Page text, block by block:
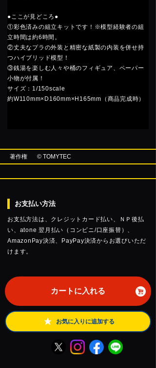
●ここが見どころ●
①彩色済みの組立キットです！※模型経験者の組
立時間は約6時間。
②丈夫なプラの外装と精密な紙製の内装を併せ持
つハイブリッド模型！
③銭湯を楽しむ人々や桶のフィギュア、ペーパー
小物が付属！
サイズ：1/150scale
約W110mm×D160mm×H165mm（商品完成時）
著作権 © TOMYTEC
お支払い方法
お支払方法は、クレジットカード払い、ＮＰ後払
い、atone 翌月払い（コンビニ/口座振替）、
AmazonPay決済、PayPay決済からお選びいただ
けます。
カートに入れる
お気に入りに追加する